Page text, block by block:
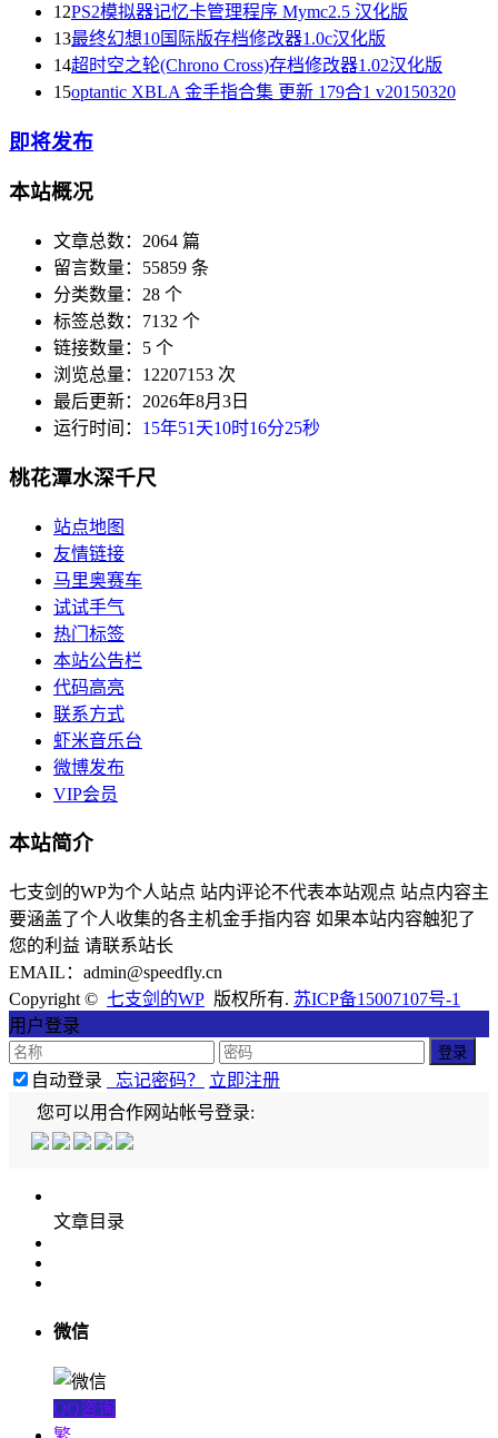
12PS2模拟器记忆卡管理程序 Mymc2.5 汉化版
13最终幻想10国际版存档修改器1.0c汉化版
14超时空之轮(Chrono Cross)存档修改器1.02汉化版
15optantic XBLA 金手指合集 更新 179合1 v20150320
即将发布
本站概况
文章总数：2064 篇
留言数量：55859 条
分类数量：28 个
标签总数：7132 个
链接数量：5 个
浏览总量：12207153 次
最后更新：2026年8月3日
运行时间： 15年51天10时16分25秒
桃花潭水深千尺
站点地图
友情链接
马里奥赛车
试试手气
热门标签
本站公告栏
代码高亮
联系方式
虾米音乐台
微博发布
VIP会员
本站简介
七支剑的WP为个人站点 站内评论不代表本站观点 站点内容主
要涵盖了个人收集的各主机金手指内容 如果本站内容触犯了
您的利益 请联系站长
EMAIL：admin@speedfly.cn
Copyright © 七支剑的WP 版权所有. 苏ICP备15007107号-1
用户登录
自动登录 忘记密码？
立即注册
您可以用合作网站帐号登录:
文章目录
微信
QQ咨询